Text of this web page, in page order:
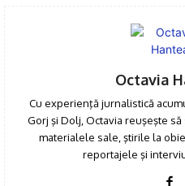
Octavia
Cu experienţă jurnalistică
Gorj şi Dolj, Octavia reuşeşte
materialele sale, ştirile la
reportajele şi